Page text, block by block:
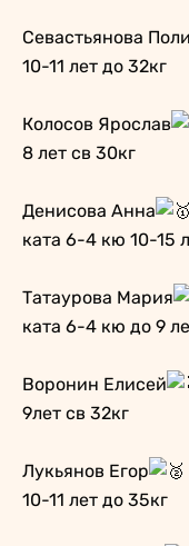
Севастьянова
10-11 лет до 32кг
Колосов Ярослав
8 лет св 30кг
Денисова Анна
ката 6-4 кю 10-15
Татаурова Мария
ката 6-4 кю до 9
Воронин Елисей
9лет св 32кг
Лукьянов Егор
10-11 лет до 35кг